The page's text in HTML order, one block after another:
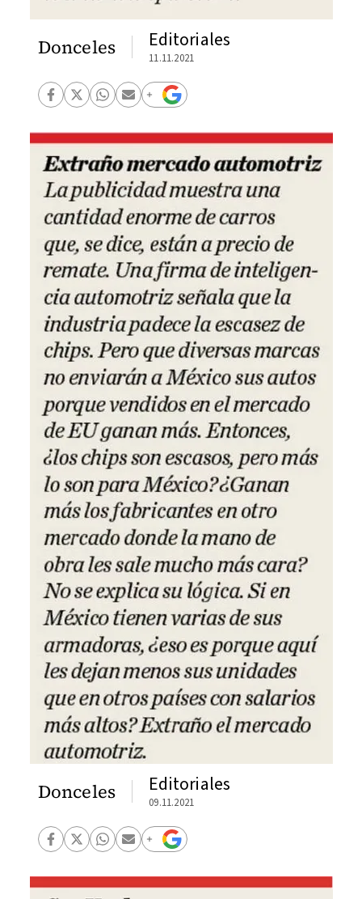
Donceles Editoriales
11.11.2021
Donceles Editoriales
09.11.2021